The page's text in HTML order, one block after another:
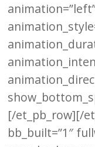
[/et_pb_row][/
bb_built=”1″